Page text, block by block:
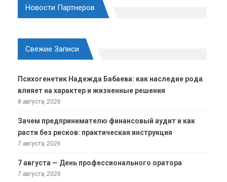
Новости Партнеров
Свежие Записи
Психогенетик Надежда Бабаева: как наследие рода
влияет на характер и жизненные решения
8 августа, 2026
Зачем предпринимателю финансовый аудит и как
расти без рисков: практическая инструкция
7 августа, 2026
7 августа — День профессионального оратора
7 августа, 2026